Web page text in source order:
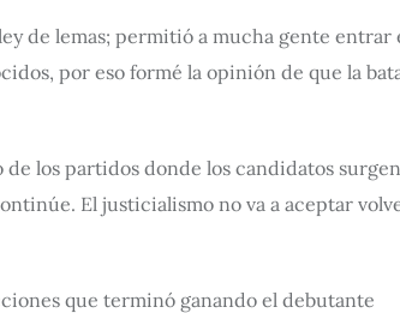
de lemas; permitió a mucha gente entrar
por eso formé la opinión de que la
los partidos donde los candidatos surgen
El justicialismo no va a aceptar
que terminó ganando el debutante